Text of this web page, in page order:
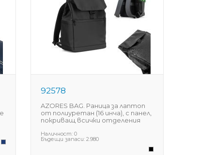
92578
AZORES BAG. Раница за лаптоп
от полиуретан (16 инча), с панел,
покриващ всички отделения
Наличност: 0
Бъдещи запаси: 2.980